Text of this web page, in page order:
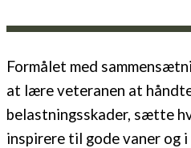
Formålet med
at lære veteranen at
belastningsskader, sætte
inspirere til gode vaner og